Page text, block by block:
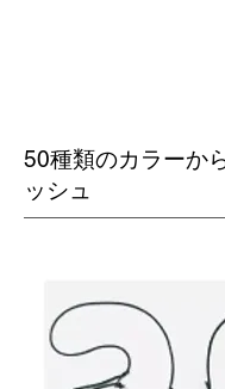
50種類のカラーか
ッシュ